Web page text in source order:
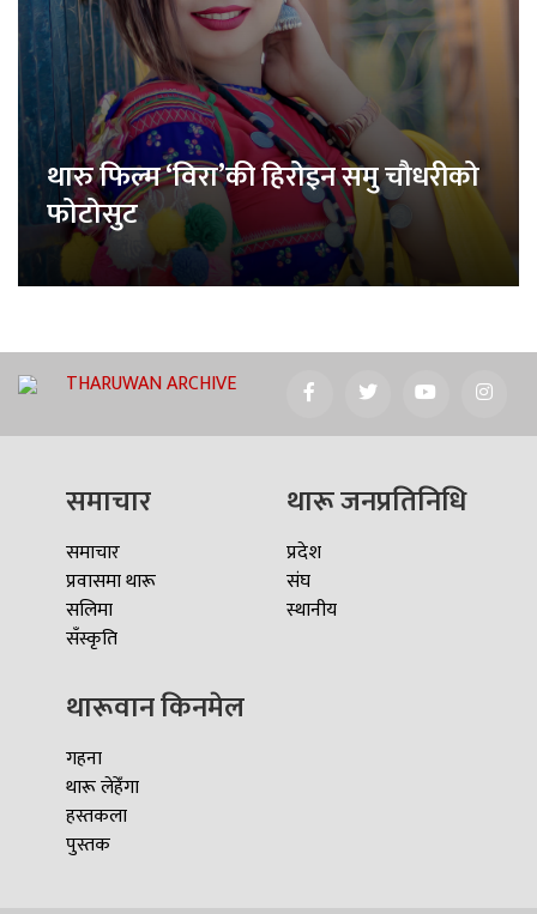
थारु फिल्म ‘विरा’की हिरोइन समु चौधरीको
फोटोसुट
THARUWAN ARCHIVE
समाचार
समाचार
प्रवासमा थारू
सलिमा
सँस्कृति
थारू जनप्रतिनिधि
प्रदेश
संघ
स्थानीय
थारूवान किनमेल
गहना
थारू लेहेँगा
हस्तकला
पुस्तक